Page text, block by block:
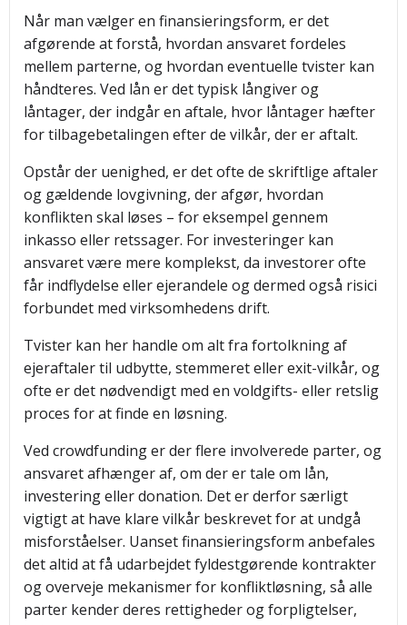
Når man vælger en finansieringsform, er det
afgørende at forstå, hvordan ansvaret fordeles
mellem parterne, og hvordan eventuelle tvister kan
håndteres. Ved lån er det typisk långiver og
låntager, der indgår en aftale, hvor låntager hæfter
for tilbagebetalingen efter de vilkår, der er aftalt.
Opstår der uenighed, er det ofte de skriftlige aftaler
og gældende lovgivning, der afgør, hvordan
konflikten skal løses – for eksempel gennem
inkasso eller retssager. For investeringer kan
ansvaret være mere komplekst, da investorer ofte
får indflydelse eller ejerandele og dermed også risici
forbundet med virksomhedens drift.
Tvister kan her handle om alt fra fortolkning af
ejeraftaler til udbytte, stemmeret eller exit-vilkår, og
ofte er det nødvendigt med en voldgifts- eller retslig
proces for at finde en løsning.
Ved crowdfunding er der flere involverede parter, og
ansvaret afhænger af, om der er tale om lån,
investering eller donation. Det er derfor særligt
vigtigt at have klare vilkår beskrevet for at undgå
misforståelser. Uanset finansieringsform anbefales
det altid at få udarbejdet fyldestgørende kontrakter
og overveje mekanismer for konfliktløsning, så alle
parter kender deres rettigheder og forpligtelser,